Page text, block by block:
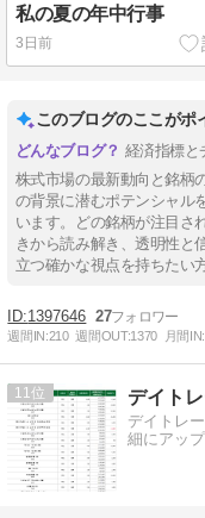
私の夏の年中行事
3日前
このブログのここがポ
経済指標と
株式市場の最新動向と銘柄
の背景に潜むポテンシャル
います。どの銘柄が注目さ
きから読み解き、透明性と
立つ確かな視点を持ちたい
1397646 27
週間IN:210 週間OUT:1370 月間IN:
11 デイト
デイトレ
細にアップ